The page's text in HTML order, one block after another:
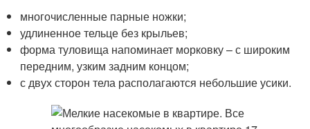
многочисленные парные ножки;
удлиненное тельце без крыльев;
форма туловища напоминает морковку – с широким
передним, узким задним концом;
с двух сторон тела располагаются небольшие усики.